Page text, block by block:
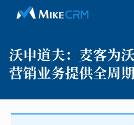
沃申道夫： 麦客为
营销业务提供全周